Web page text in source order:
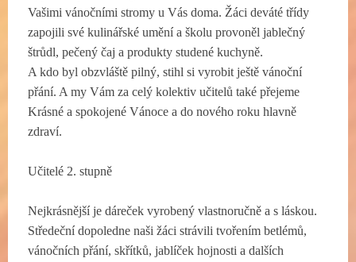
Vašimi vánočními stromy u Vás doma. Žáci deváté třídy
zapojili své kulinářské umění a školu provoněl jablečný
štrůdl, pečený čaj a produkty studené kuchyně.
A kdo byl obzvláště pilný, stihl si vyrobit ještě vánoční
přání. A my Vám za celý kolektiv učitelů také přejeme
Krásné a spokojené Vánoce a do nového roku hlavně
zdraví.
Učitelé 2. stupně
Nejkrásnější je dáreček vyrobený vlastnoručně a s láskou.
Středeční dopoledne naši žáci strávili tvořením betlémů,
vánočních přání, skřítků, jablíček hojnosti a dalších